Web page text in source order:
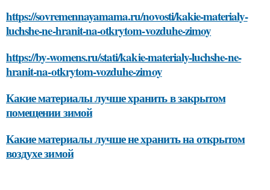
https://sovremennayamama.ru/novosti/kakie-materialy-
luchshe-ne-hranit-na-otkrytom-vozduhe-zimoy
https://by-womens.ru/stati/kakie-materialy-luchshe-ne-
hranit-na-otkrytom-vozduhe-zimoy
Какие материалы лучше хранить в закрытом
помещении зимой
Какие материалы лучше не хранить на открытом
воздухе зимой